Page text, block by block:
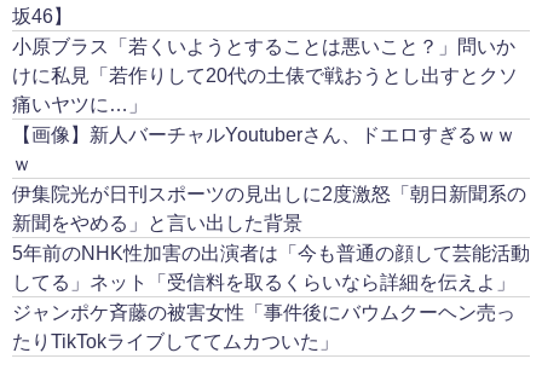
坂46】
小原ブラス「若くいようとすることは悪いこと？」問いか
けに私見「若作りして20代の土俵で戦おうとし出すとクソ
痛いヤツに…」
【画像】新人バーチャルYoutuberさん、ドエロすぎるｗｗ
ｗ
伊集院光が日刊スポーツの見出しに2度激怒「朝日新聞系の
新聞をやめる」と言い出した背景
5年前のNHK性加害の出演者は「今も普通の顔して芸能活動
してる」ネット「受信料を取るくらいなら詳細を伝えよ」
ジャンポケ斉藤の被害女性「事件後にバウムクーヘン売っ
たりTikTokライブしててムカついた」